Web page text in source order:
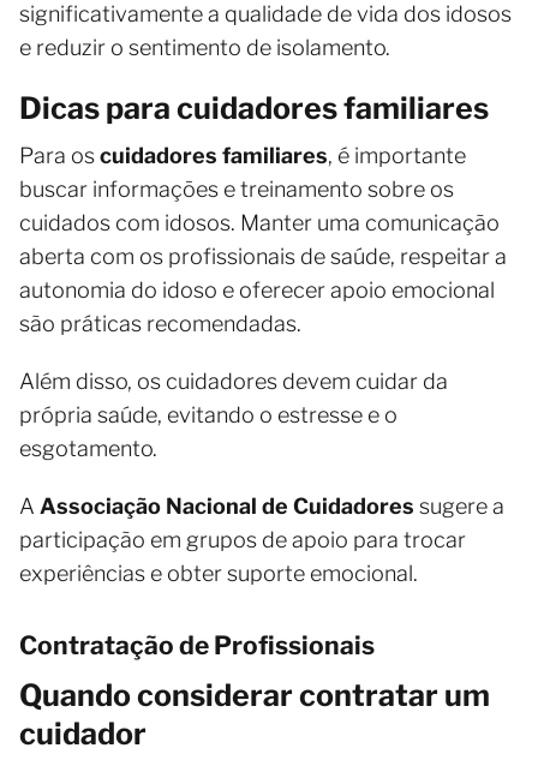
significativamente a qualidade de vida dos idosos
e reduzir o sentimento de isolamento.
Dicas para cuidadores familiares
Para oscuidadores familiares, é importante
buscar informações e treinamento sobre os
cuidados com idosos. Manter uma comunicação
aberta com os profissionais de saúde, respeitar a
autonomia do idoso e oferecer apoio emocional
são práticas recomendadas.
Além disso, os cuidadores devem cuidar da
própria saúde, evitando o estresse e o
esgotamento.
A Associação Nacional de Cuidadores sugere a
participação em grupos de apoio para trocar
experiências e obter suporte emocional.
Contratação de Profissionais
Quando considerar contratar um
cuidador